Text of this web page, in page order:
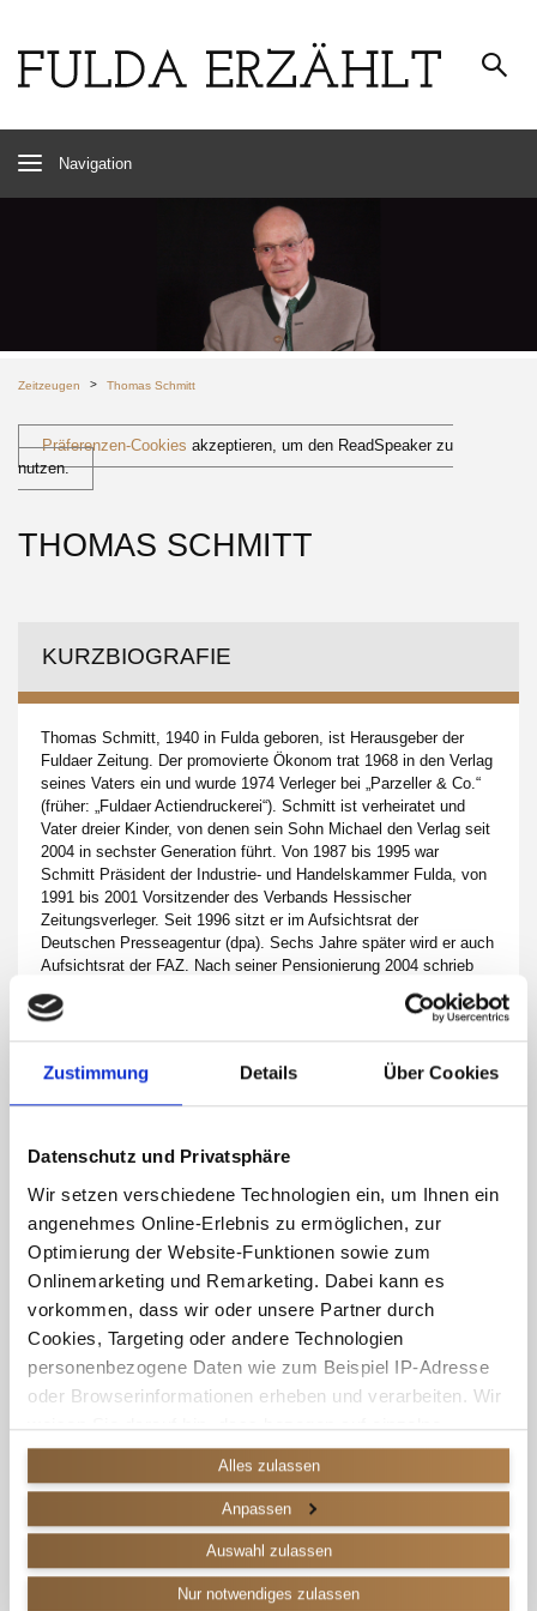
Zustimmung Details Über Cookies
Datenschutz und Privatsphäre
Wir setzen verschiedene Technologien ein, um Ihnen ein
angenehmes Online-Erlebnis zu ermöglichen, zur
Optimierung der Website-Funktionen sowie zum
Onlinemarketing und Remarketing. Dabei kann es
vorkommen, dass wir oder unsere Partner durch
Cookies, Targeting oder andere Technologien
personenbezogene Daten wie zum Beispiel IP-Adresse
oder Browserinformationen erheben und verarbeiten. Wir
weisen Sie darauf hin, dass bezogen auf einzelne
Technologien und Dienstleister eine Verarbeitung Ihrer
Daten in den USA erfolgt.
Genauere Informationen finden Sie in unserer
Datenschutzerklärungund denCookie-Informationen.
Da wir Ihre Privatsphäre schätzen, bitten wir Sie hiermit
Alles zulassen
Anpassen
Auswahl zulassen
Nur notwendiges zulassen
Navigation
Zeitzeugen > Thomas Schmitt
Präferenzen-Cookies akzeptieren, um den ReadSpeaker zu
nutzen.
THOMAS SCHMITT
KURZBIOGRAFIE
Thomas Schmitt, 1940 in Fulda geboren, ist Herausgeber der
Fuldaer Zeitung. Der promovierte Ökonom trat 1968 in den Verlag
seines Vaters ein und wurde 1974 Verleger bei „Parzeller & Co.“
(früher: „Fuldaer Actiendruckerei“). Schmitt ist verheiratet und
Vater dreier Kinder, von denen sein Sohn Michael den Verlag seit
2004 in sechster Generation führt. Von 1987 bis 1995 war
Schmitt Präsident der Industrie- und Handelskammer Fulda, von
1991 bis 2001 Vorsitzender des Verbands Hessischer
Zeitungsverleger. Seit 1996 sitzt er im Aufsichtsrat der
Deutschen Presseagentur (dpa). Sechs Jahre später wird er auch
Aufsichtsrat der FAZ. Nach seiner Pensionierung 2004 schrieb
sich Schmitt als Gasthörer an der Universität Würzburg für
Kunstgeschichte und Geschichte ein. Zudem lernt er Italienisch.
Thomas Schmitt erzählt von den
Amerikanern.
Thomas Schmitt berichtet vom
Amerikaner in Fulda in der
Nachkriegszeit.
Thomas Schmitt erzählt von den
Angeboten und Einfluss der
amerikanischen Militärregierung in
Thomas Schmitt beschreibt die
Rolle und Aufgabe der Presse
heute.
SCHNELL ZUM ZIEL
Kurzbiografie